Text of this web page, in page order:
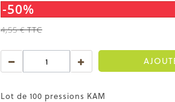
-50%
4,55 €TTC
Lot de 100 pressions KAM